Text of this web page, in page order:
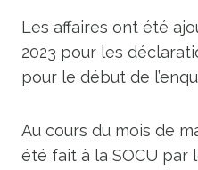
Les affaires ont été
2023 pour les
pour le début de
Au cours du mois de
été fait à la SOCU par